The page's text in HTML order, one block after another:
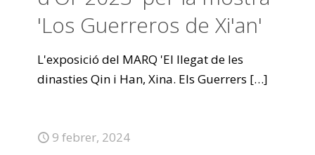
'Los Guerreros de Xi'an'
L'exposició del MARQ 'El llegat de les
dinasties Qin i Han, Xina. Els Guerrers […]
9 febrer, 2024